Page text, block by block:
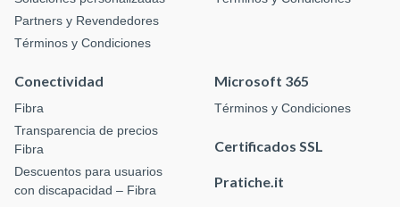
Partners y Revendedores
Términos y Condiciones
Conectividad
Fibra
Transparencia de precios
Fibra
Descuentos para usuarios
con discapacidad – Fibra
Microsoft 365
Términos y Condiciones
Certificados SSL
Pratiche.it